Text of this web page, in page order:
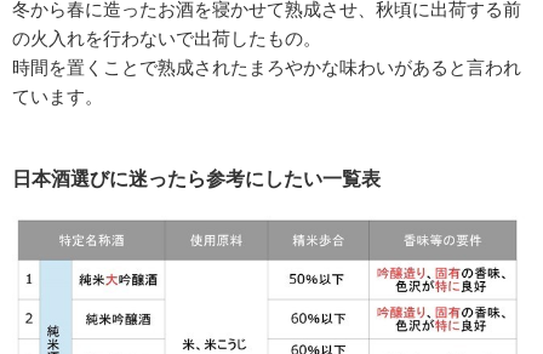
冬から春に造ったお酒を寝かせて熟成させ、秋頃に出荷する前
の火入れを行わないで出荷したもの。
時間を置くことで熟成されたまろやかな味わいがあると言われ
ています。
日本酒選びに迷ったら参考にしたい一覧表